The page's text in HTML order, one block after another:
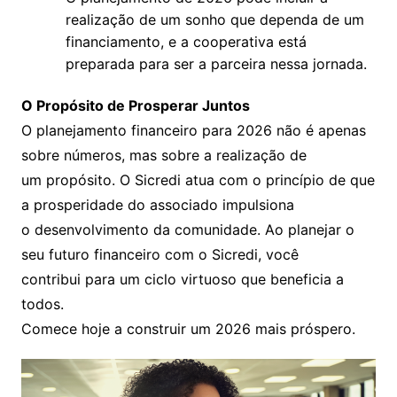
realização de um sonho que dependa de um
financiamento, e a cooperativa está
preparada para ser a parceira nessa jornada.
O Propósito de Prosperar Juntos
O planejamento financeiro para 2026 não é apenas
sobre números, mas sobre a realização de
um propósito. O Sicredi atua com o princípio de que
a prosperidade do associado impulsiona
o desenvolvimento da comunidade. Ao planejar o
seu futuro financeiro com o Sicredi, você
contribui para um ciclo virtuoso que beneficia a
todos.
Comece hoje a construir um 2026 mais próspero.